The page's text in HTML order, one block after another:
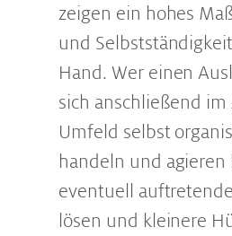
zeigen ein hohes
und
Hand. Wer einen
sich anschließend
Umfeld selbst
handeln und agieren
eventuell
lösen und kleinere